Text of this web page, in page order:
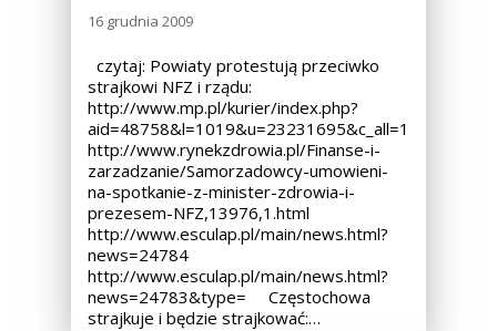
16 grudnia 2009
czytaj: Powiaty protestują przeciwko
strajkowi NFZ i rządu:
http://www.mp.pl/kurier/index.php?
aid=48758&l=1019&u=23231695&c_all=1
http://www.rynekzdrowia.pl/Finanse-i-
zarzadzanie/Samorzadowcy-umowieni-
na-spotkanie-z-minister-zdrowia-i-
prezesem-NFZ,13976,1.html
http://www.esculap.pl/main/news.html?
news=24784
http://www.esculap.pl/main/news.html?
news=24783&type= Częstochowa
strajkuje i będzie strajkować:…